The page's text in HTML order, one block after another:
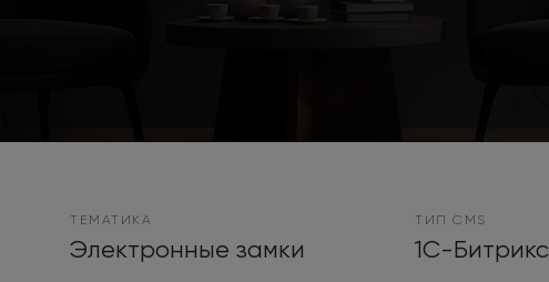
ТЕМАТИКА
Электронные замки
ТИП CMS
1С-Битрикс